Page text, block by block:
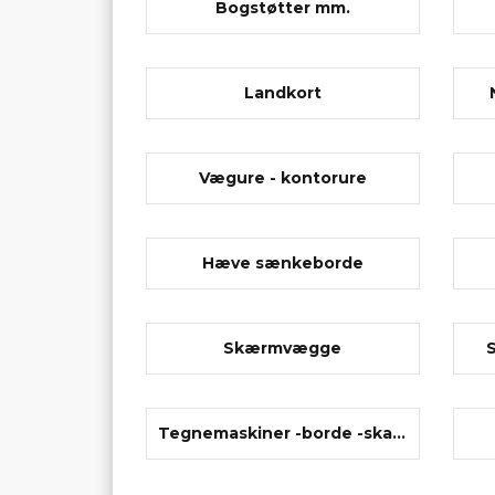
Bogstøtter mm.
Landkort
Vægure - kontorure
Hæve sænkeborde
Skærmvægge
Tegnemaskiner -borde -skabe m.m.